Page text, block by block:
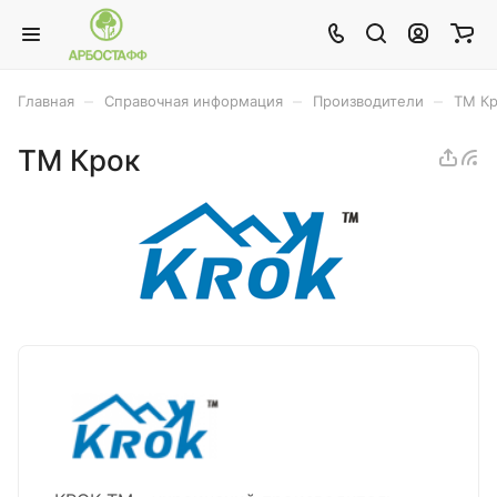
Главная Справочная информация Производители ТМ
ТМ Крок